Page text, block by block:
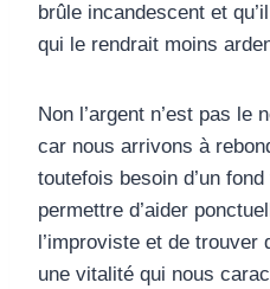
brûle incandescent et
qui le rendrait moins
Non l’argent n’est pas le
car nous arrivons à
toutefois besoin d’un
permettre d’aider
l’improviste et de trouver
une vitalité qui nous